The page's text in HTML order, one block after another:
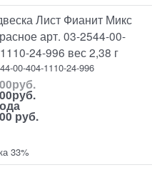
Лист Фианит Микс
арт. 03-2544-00-
24-996 вес 2,38 г
00-404-1110-24-996
руб.
руб.
руб.
33%